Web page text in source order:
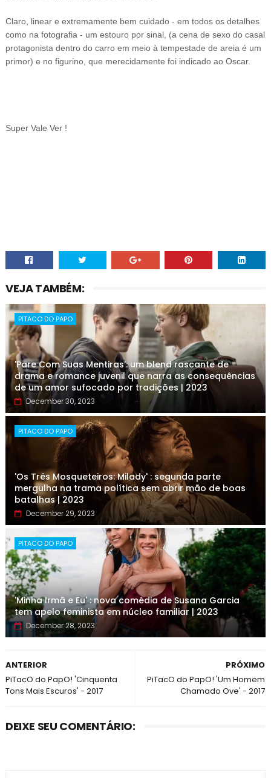
Claro, linear e extremamente bem cuidado - em todos os detalhes
como na fotografia - um estouro por sinal, (a cena de sexo do casal
protagonista dentro do carro em meio à tempestade de areia é um
primor) e no figurino, que merecidamente foi indicado ao Oscar.
Super Vale Ver !
VEJA TAMBÉM:
PITACO DO PAPO
'Pare Com Suas Mentiras': um blend rascante de
drama e romance juvenil que narra as consequências
de um amor sufocado por tradições | 2023
December 30, 2023
PITACO DO PAPO
'Os Três Mosqueteiros: Milady' : segunda parte
mergulha na trama política sem abrir mão de boas
batalhas | 2023
December 29, 2023
PITACO DO PAPO
'Minha Irmã e Eu' : nova comédia de Susana Garcia
tem apelo feminista em núcleo familiar | 2023
December 28, 2023
PRÓXIMO
PiTacO do PapO! 'Um Homem
Chamado Ove' - 2017
ANTERIOR
PiTacO do PapO! 'Cinquenta
Tons Mais Escuros' - 2017
DEIXE SEU COMENTÁRIO: